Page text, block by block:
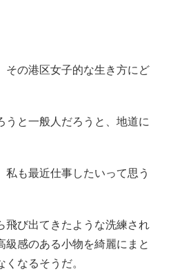
その港区女子的な生き方にど
うと一般人だろうと、地道に
私も最近仕事したいって思う
飛び出てきたような洗練され
感のある小物を綺麗にまと
なるそうだ。